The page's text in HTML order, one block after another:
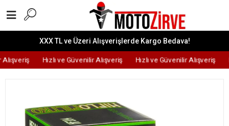
XXX TL ve Üzeri Alışverişlerde Kargo Bedava!
Hızlı ve Güvenilir Alışveriş Hızlı ve Güvenilir Alışveriş